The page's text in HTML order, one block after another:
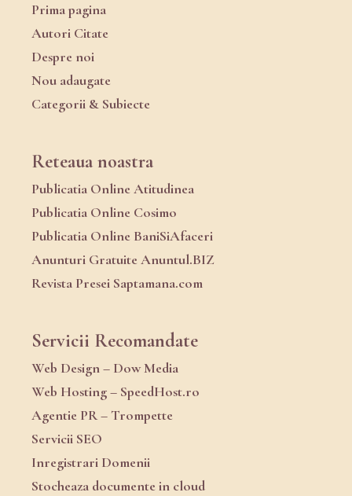
Prima pagina
Autori Citate
Despre noi
Nou adaugate
Categorii & Subiecte
Reteaua noastra
Publicatia Online Atitudinea
Publicatia Online Cosimo
Publicatia Online BaniSiAfaceri
Anunturi Gratuite Anuntul.BIZ
Revista Presei Saptamana.com
Servicii Recomandate
Web Design – Dow Media
Web Hosting – SpeedHost.ro
Agentie PR – Trompette
Servicii SEO
Inregistrari Domenii
Stocheaza documente in cloud